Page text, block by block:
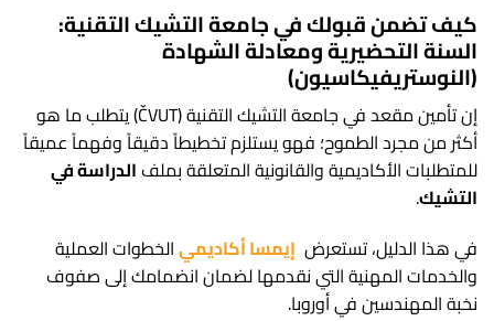
كيف تضمن قبولك في جامعة التشيك التقنية:
السنة التحضيرية ومعادلة الشهادة
(النوستريفيكاسيون)
إن تأمين مقعد في جامعة التشيك التقنية (ČVUT) يتطلب ما هو
أكثر من مجرد الطموح؛ فهو يستلزم تخطيطاً دقيقاً وفهماً عميقاً
للمتطلبات الأكاديمية والقانونية المتعلقة بملفالدراسة في
التشيك.
في هذا الدليل، تستعرض إيمسا أكاديميالخطوات العملية
والخدمات المهنية التي نقدمها لضمان انضمامك إلى صفوف
نخبة المهندسين في أوروبا.